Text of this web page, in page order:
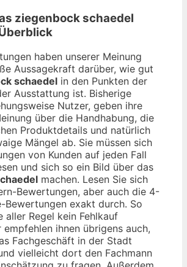
ziegenbock schaedel
haben unserer Meinung
Aussagekraft darüber, wie gut
schaedel in den Punkten der
Ausstattung ist. Bisherige
Nutzer, geben ihre
über die Handhabung, die
Produktdetails und natürlich
Mängel ab. Sie müssen sich
von Kunden auf jeden Fall
und sich so ein Bild über das
machen. Lesen Sie sich
Bewertungen, aber auch die 4-
Bewertungen exakt durch. So
aller Regel kein Fehlkauf
empfehlen ihnen übrigens auch,
Fachgeschäft in der Stadt
vielleicht dort den Fachmann